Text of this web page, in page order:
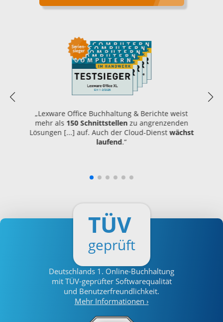
„Lexware Office Buchhaltung & Berichte weist
mehr als 150 Schnittstellenzu angrenzenden
Lösungen [...] auf. Auch der Cloud-Dienstwächst
laufend.“
TÜV
geprüft
Deutschlands 1. Online-Buchhaltung
mit TÜV-geprüfter Softwarequalität
und Benutzerfreundlichkeit.
Mehr Informationen ›